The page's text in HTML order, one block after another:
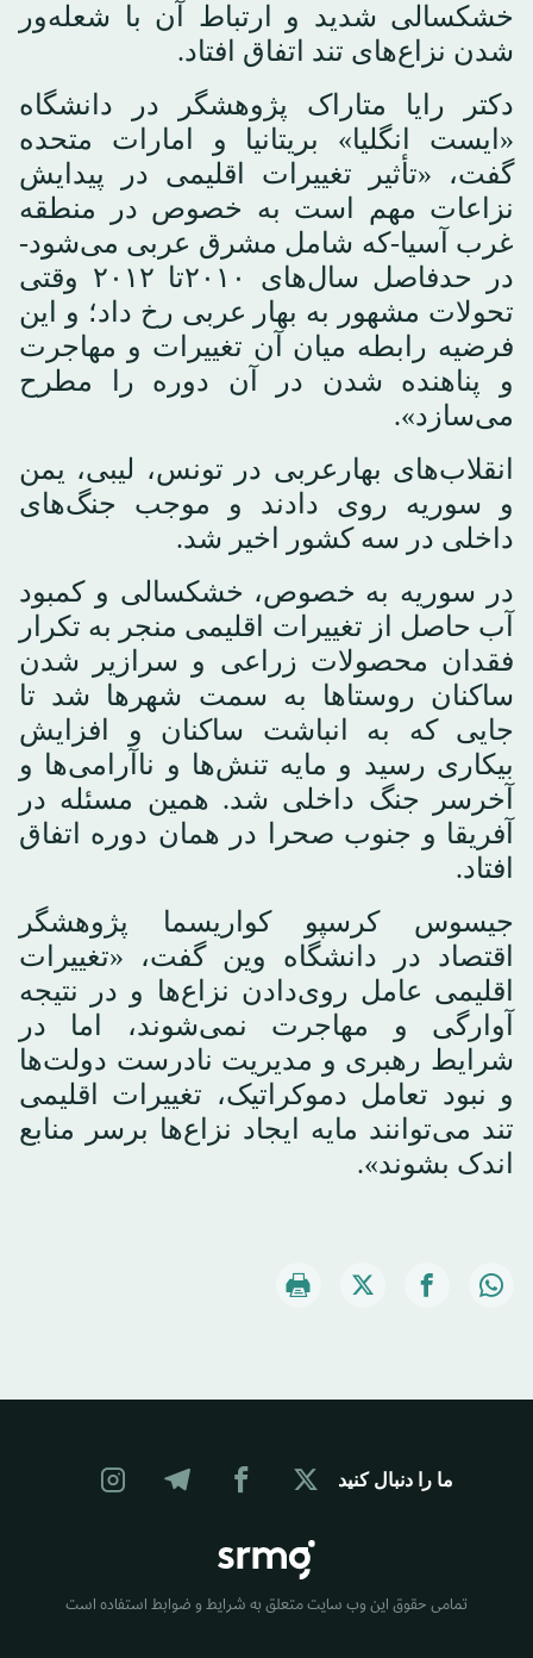
خشکسالی شدید و ارتباط آن با شعله‌ور
شدن نزاع‌های تند اتفاق افتاد.
دکتر رایا متاراک پژوهشگر در دانشگاه
«ایست انگلیا» بریتانیا و امارات متحده
گفت، «تأثیر تغییرات اقلیمی در پیدایش
نزاعات مهم است به خصوص در منطقه
غرب آسیا-که شامل مشرق عربی می‌شود-
در حدفاصل سال‌های ۲۰۱۰تا ۲۰۱۲ وقتی
تحولات مشهور به بهار عربی رخ داد؛ و این
فرضیه رابطه میان آن تغییرات و مهاجرت
و پناهنده شدن در آن دوره را مطرح
می‌سازد».
انقلاب‌های بهارعربی در تونس، لیبی، یمن
و سوریه روی دادند و موجب جنگ‌های
داخلی در سه کشور اخیر شد.
در سوریه به خصوص، خشکسالی و کمبود
آب حاصل از تغییرات اقلیمی منجر به تکرار
فقدان محصولات زراعی و سرازیر شدن
ساکنان روستاها به سمت شهرها شد تا
جایی که به انباشت ساکنان و افزایش
بیکاری رسید و مایه تنش‌ها و ناآرامی‌ها و
آخرسر جنگ داخلی شد. همین مسئله در
آفریقا و جنوب صحرا در همان دوره اتفاق
افتاد.
جیسوس کرسپو کواریسما پژوهشگر
اقتصاد در دانشگاه وین گفت، «تغییرات
اقلیمی عامل روی‌دادن نزاع‌ها و در نتیجه
آوارگی و مهاجرت نمی‌شوند، اما در
شرایط رهبری و مدیریت نادرست دولت‌ها
و نبود تعامل دموکراتیک، تغییرات اقلیمی
تند می‌توانند مایه ایجاد نزاع‌ها برسر منابع
اندک بشوند».
ما را دنبال کنید
تمامی حقوق این وب سایت متعلق به شرایط و ضوابط استفاده است